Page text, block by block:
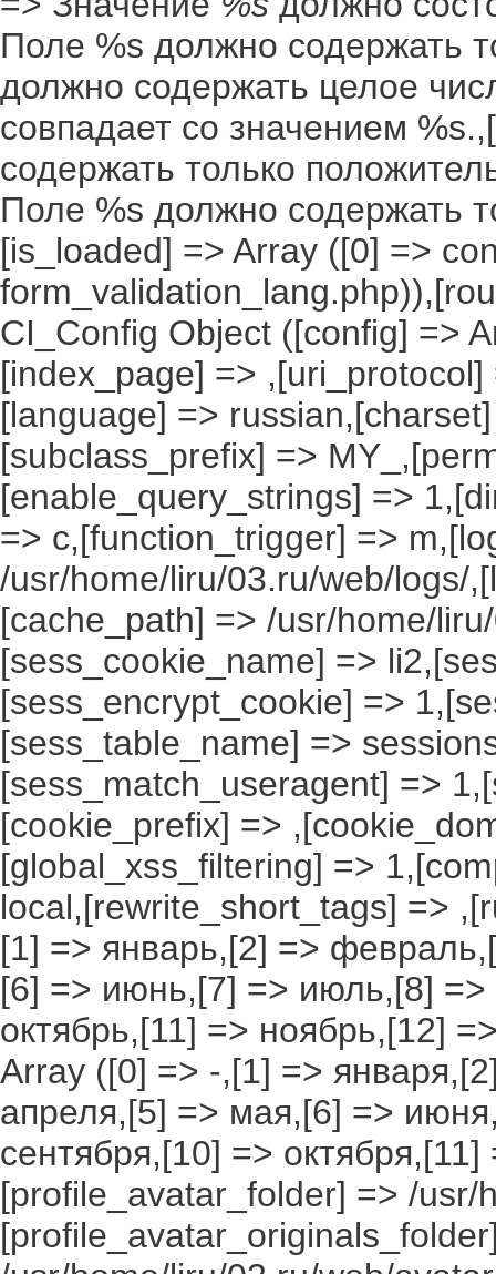
Поле %s должно содержать
должно содержать целое
совпадает со значением
содержать только
Поле %s должно содержать
[is_loaded] => Array ([0] =>
CI_Config Object ([config] =>
[index_page] =>
[language] =>
[subclass_prefix] =>
[enable_query_strings] =>
=> c,[function_trigger] =>
/usr/home/liru/03.ru/web/logs/
[cache_path] => /usr/home/
[sess_cookie_name] =>
[sess_encrypt_cookie] =>
[sess_table_name] =>
[sess_match_useragent] =>
[cookie_prefix] =>
[global_xss_filtering] =>
local,[rewrite_short_tags] =>
[1] => январь,[2] =>
[6] => июнь,[7] => июль,[8] =>
октябрь,[11] => ноябрь,[12]
Array ([0] => -,[1] =>
апреля,[5] => мая,[6] =>
сентября,[10] =>
[profile_avatar_folder] => /